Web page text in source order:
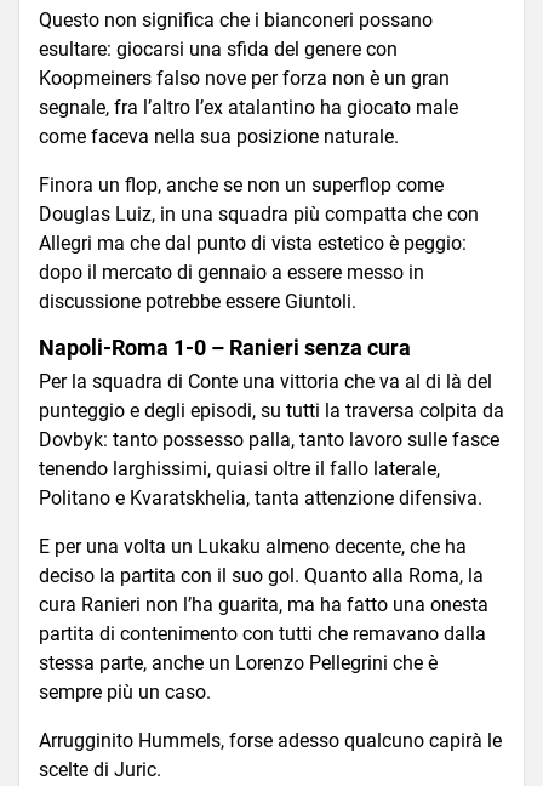
Questo non significa che i bianconeri possano
esultare: giocarsi una sfida del genere con
Koopmeiners falso nove per forza non è un gran
segnale, fra l’altro l’ex atalantino ha giocato male
come faceva nella sua posizione naturale.
Finora un flop, anche se non un superflop come
Douglas Luiz, in una squadra più compatta che con
Allegri ma che dal punto di vista estetico è peggio:
dopo il mercato di gennaio a essere messo in
discussione potrebbe essere Giuntoli.
Napoli-Roma 1-0 – Ranieri senza cura
Per la squadra di Conte una vittoria che va al di là del
punteggio e degli episodi, su tutti la traversa colpita da
Dovbyk: tanto possesso palla, tanto lavoro sulle fasce
tenendo larghissimi, quiasi oltre il fallo laterale,
Politano e Kvaratskhelia, tanta attenzione difensiva.
E per una volta un Lukaku almeno decente, che ha
deciso la partita con il suo gol. Quanto alla Roma, la
cura Ranieri non l’ha guarita, ma ha fatto una onesta
partita di contenimento con tutti che remavano dalla
stessa parte, anche un Lorenzo Pellegrini che è
sempre più un caso.
Arrugginito Hummels, forse adesso qualcuno capirà le
scelte di Juric.